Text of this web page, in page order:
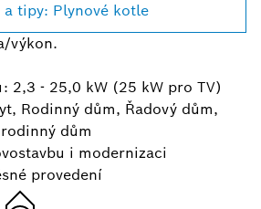
a tipy: Plynové kotle
výkon.
2,3 - 25,0 kW (25 kW pro TV)
Rodinný dům, Řadový dům,
dům
i modernizaci
provedení